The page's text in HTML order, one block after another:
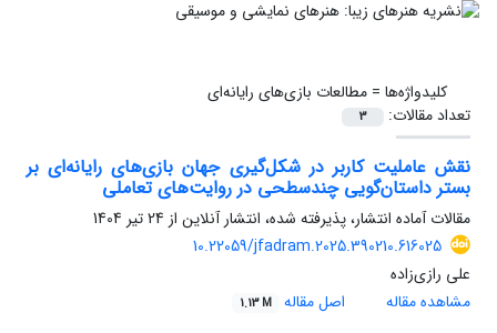
کلیدواژه‌ها =مطالعات بازی‌های رایانه‌ای
تعداد مقالات:
3
نقش عاملیت کاربر در شکل‌گیری جهان بازی‌های رایانه‌ای بر
بستر داستان‌گویی چندسطحی در روایت‌های تعاملی
مقالات آماده انتشار، پذیرفته شده، انتشار آنلاین از 24 تیر 1404
10.22059/jfadram.2025.390210.616025
علی رازی‌زاده
مشاهده مقاله
اصل مقاله 1.13 M